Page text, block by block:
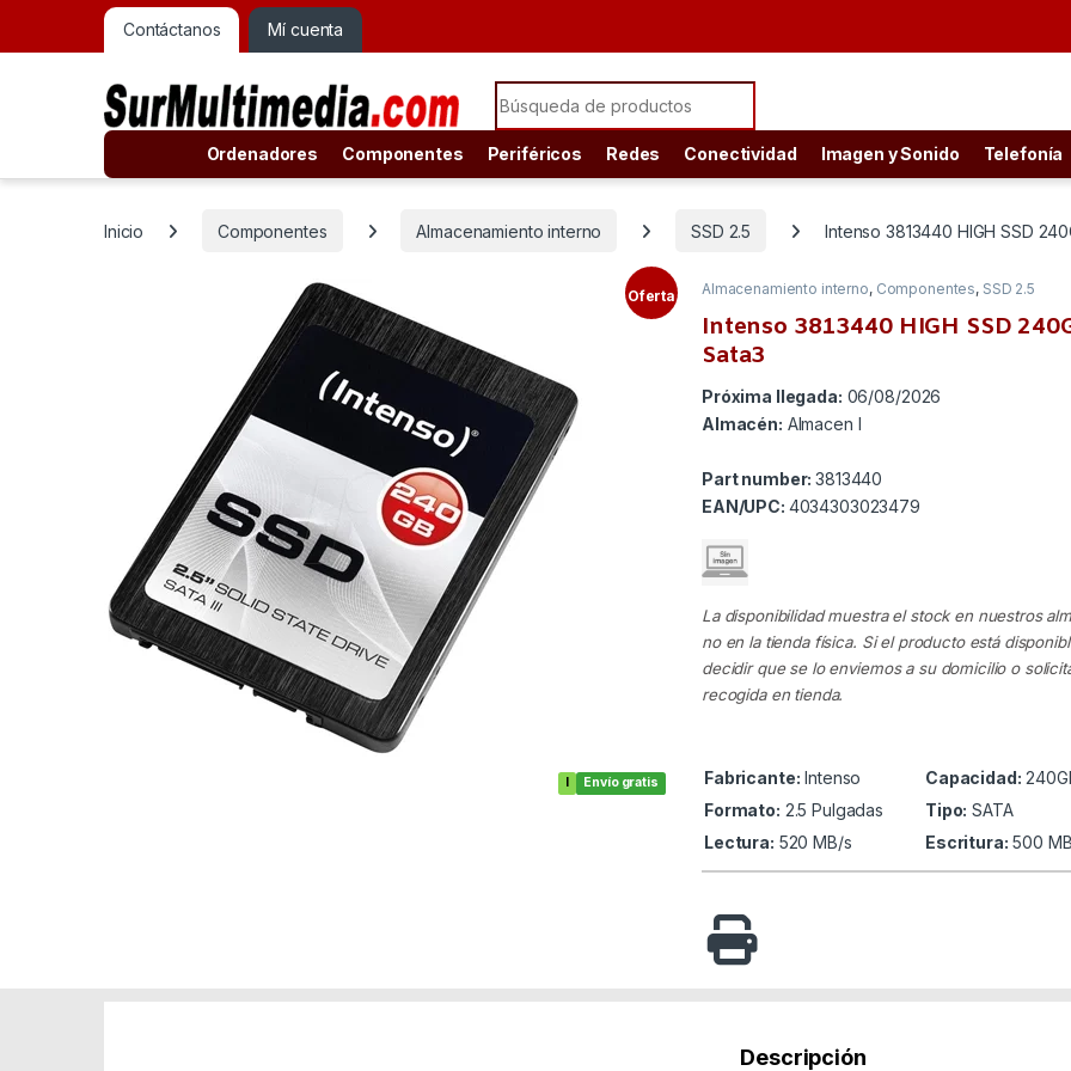
Contáctanos Mí cuenta
Search for:
Ordenadores Componentes Periféricos Redes Conectividad Imagen y Sonido Telefonía
Inicio Componentes Almacenamiento interno SSD 2.5 Intenso 3813440 HIGH SSD
Envío gratis
Oferta Almacenamiento interno, Componentes, SSD 2.5
Intenso 3813440 HIGH SSD
Sata3
Próxima llegada: 06/08/2026
Almacén: Almacen I
Part number:3813440
EAN/UPC: 4034303023479
La disponibilidad muestra el stock en nuestros
no en la tienda física. Si el producto está
decidir que se lo enviemos a su domicilio o
recogida en tienda.
Fabricante: Intenso Capacidad:
Formato: 2.5 Pulgadas Tipo: SATA
Lectura: 520 MB/s Escritura: 500
Descripción